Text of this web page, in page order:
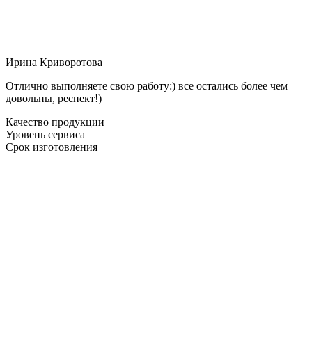
Ирина Криворотова
Отлично выполняете свою работу:) все остались более чем
довольны, респект!)
Качество продукции
Уровень сервиса
Срок изготовления